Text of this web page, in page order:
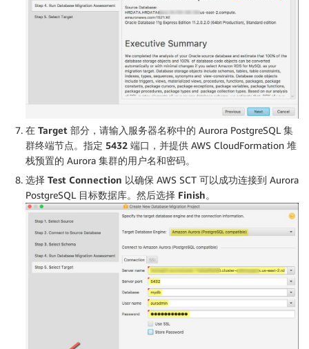
在 Target 部分，请输入服务器名称中的 Aurora PostgreSQL 集
群终端节点。指定 5432 端口，并提供 AWS CloudFormation 堆
栈预置的 Aurora 集群的用户名和密码。
选择 Test Connection 以确保 AWS SCT 可以成功连接到 Aurora
PostgreSQL 目标数据库。然后选择 Finish。